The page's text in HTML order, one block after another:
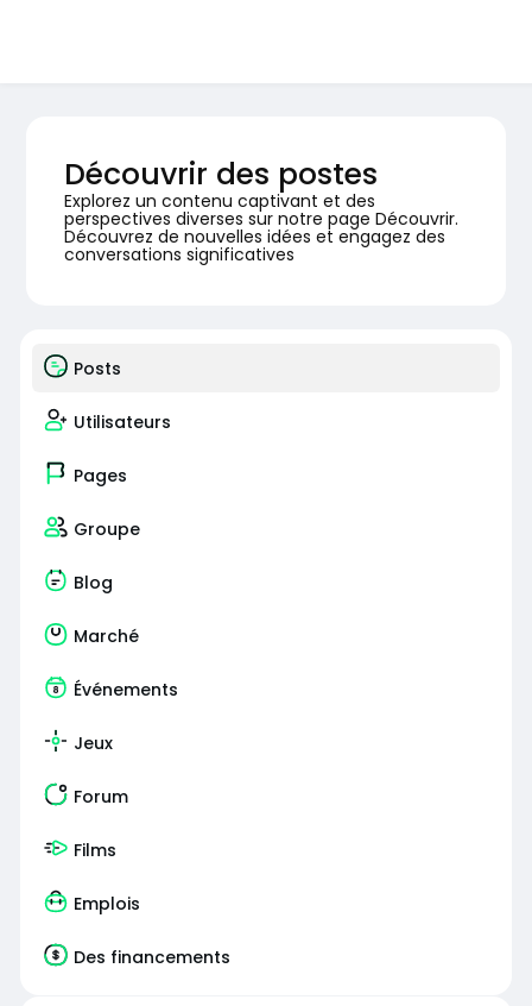
Découvrir des postes
Explorez un contenu captivant et des
perspectives diverses sur notre page Découvrir.
Découvrez de nouvelles idées et engagez des
conversations significatives
Posts
Utilisateurs
Pages
Groupe
Blog
Marché
Événements
Jeux
Forum
Films
Emplois
Des financements